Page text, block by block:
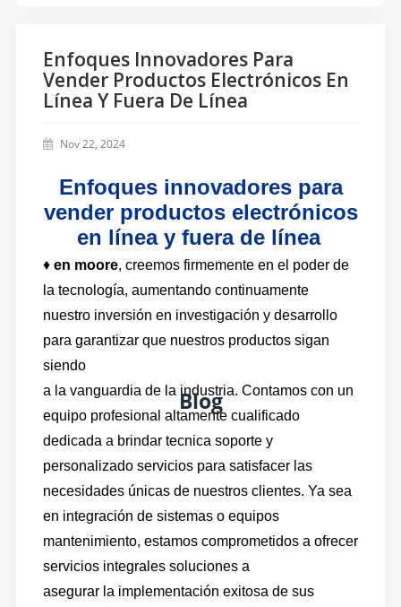
Blog
Enfoques Innovadores Para
Vender Productos Electrónicos En
Línea Y Fuera De Línea
Nov 22, 2024
Enfoques innovadores para
vender productos electrónicos
en línea y fuera de línea
♦ en moore, creemos firmemente en el poder de
la tecnología, aumentando continuamente
nuestro inversión en investigación y desarrollo
para garantizar que nuestros productos sigan
siendo
a la vanguardia de la industria. Contamos con un
equipo profesional altamente cualificado
dedicada a brindar tecnica soporte y
personalizado servicios para satisfacer las
necesidades únicas de nuestros clientes. Ya sea
en integración de sistemas o equipos
mantenimiento, estamos comprometidos a ofrecer
servicios integrales soluciones a
asegurar la implementación exitosa de sus